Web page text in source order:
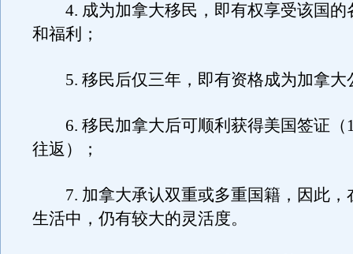
4. 成为加拿大移民，即有权享受该国的
和福利；
5. 移民后仅三年，即有资格成为加拿大
6. 移民加拿大后可顺利获得美国签证（
往返）；
7. 加拿大承认双重或多重国籍，因此，
生活中，仍有较大的灵活度。